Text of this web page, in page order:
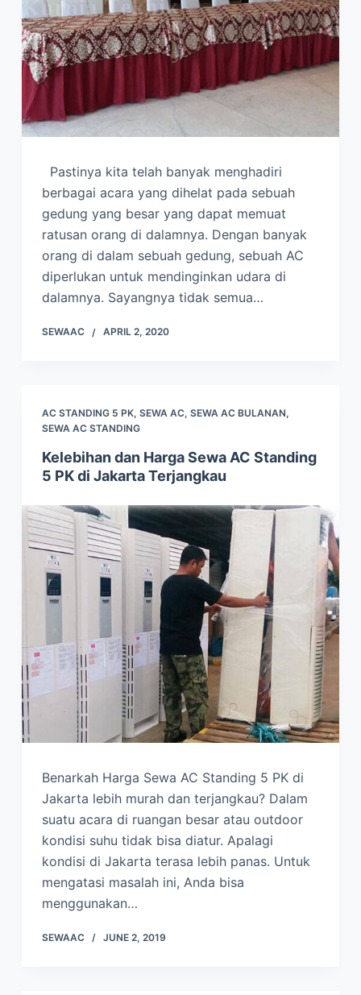
Pastinya kita telah banyak menghadiri
berbagai acara yang dihelat pada sebuah
gedung yang besar yang dapat memuat
ratusan orang di dalamnya. Dengan banyak
orang di dalam sebuah gedung, sebuah AC
diperlukan untuk mendinginkan udara di
dalamnya. Sayangnya tidak semua…
SEWAAC APRIL 2, 2020
AC STANDING 5 PK, SEWA AC, SEWA AC BULANAN,
SEWA AC STANDING
Kelebihan dan Harga Sewa AC Standing
5 PK di Jakarta Terjangkau
Benarkah Harga Sewa AC Standing 5 PK di
Jakarta lebih murah dan terjangkau? Dalam
suatu acara di ruangan besar atau outdoor
kondisi suhu tidak bisa diatur. Apalagi
kondisi di Jakarta terasa lebih panas. Untuk
mengatasi masalah ini, Anda bisa
menggunakan…
SEWAAC JUNE 2, 2019